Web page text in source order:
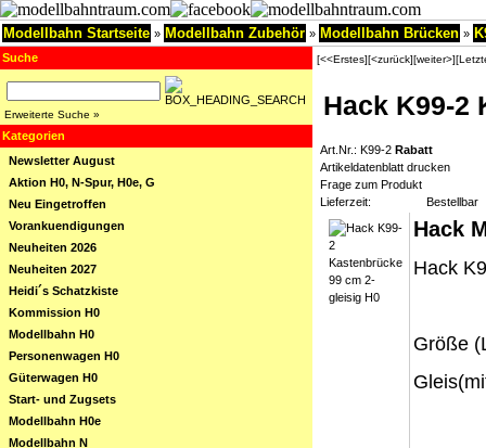
Modellbahn Startseite » Modellbahn Zubehör » Modellbahn Brücken »
Suche
Erweiterte Suche »
Kategorien
Newsletter August
Aktion H0, N-Spur, H0e, G
Neu Eingetroffen
Vorankuendigungen
Neuheiten 2026
Neuheiten 2027
Heidi´s Schatzkiste
Kommission H0
Modellbahn H0
Personenwagen H0
Güterwagen H0
Start- und Zugsets
Modellbahn H0e
Modellbahn N
[<<Erstes][<zurück][weiter>]
Hack K99-2
Art.Nr.: K99-2 Rabatt
Artikeldatenblatt drucken
Frage zum Produkt
Lieferzeit:
Bestellbar
Hack
Hack
Größe